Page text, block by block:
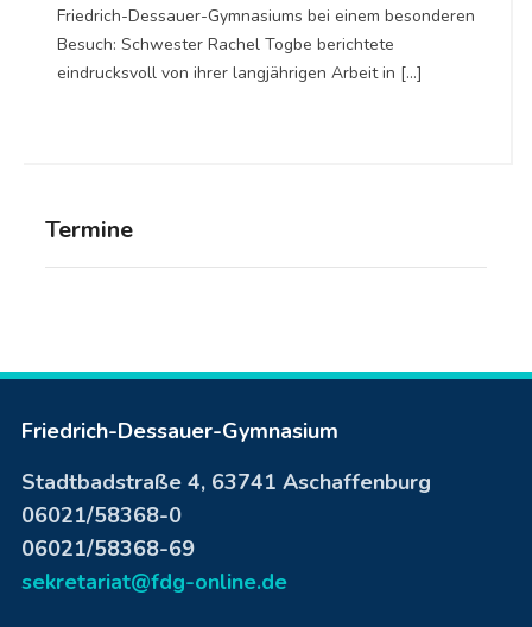
Termine
Friedrich-Dessauer-Gymnasiums bei einem besonderen
Besuch: Schwester Rachel Togbe berichtete
eindrucksvoll von ihrer langjährigen Arbeit in […]
Friedrich-Dessauer-Gymnasium
Stadtbadstraße 4, 63741 Aschaffenburg
06021/58368-0
06021/58368-69
sekretariat@fdg-online.de